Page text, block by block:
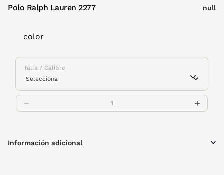
Polo Ralph Lauren 2277 null
color
Talla / Calibre
Información adicional